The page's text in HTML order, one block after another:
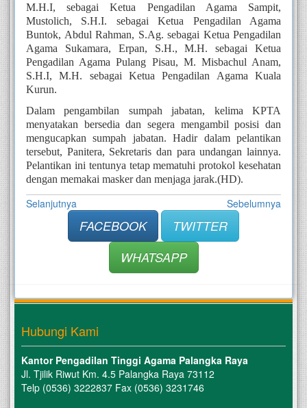
M.H.I, sebagai Ketua Pengadilan Agama Sampit,
Mustolich, S.H.I. sebagai Ketua Pengadilan Agama
Buntok, Abdul Rahman, S.Ag. sebagai Ketua Pengadilan
Agama Sukamara, Erpan, S.H., M.H. sebagai Ketua
Pengadilan Agama Pulang Pisau, M. Misbachul Anam,
S.H.I, M.H. sebagai Ketua Pengadilan Agama Kuala
Kurun.
Dalam pengambilan sumpah jabatan, kelima KPTA
menyatakan bersedia dan segera mengambil posisi dan
mengucapkan sumpah jabatan. Hadir dalam pelantikan
tersebut, Panitera, Sekretaris dan para undangan lainnya.
Pelantikan ini tentunya tetap mematuhi protokol kesehatan
dengan memakai masker dan menjaga jarak.(HD).
Selanjutnya Sebelumnya
FACEBOOK
TWITTER
WHATSAPP
Hubungi Kami
Kantor Pengadilan Tinggi Agama Palangka Raya
Jl. Tjilik Riwut Km. 4.5 Palangka Raya 73112
Telp (0536) 3222837 Fax (0536) 3231746